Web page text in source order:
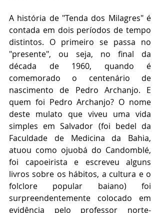
A história de "Tenda dos Milagres" é
contada em dois períodos de tempo
distintos. O primeiro se passa no
"presente", ou seja, no final da
década de 1960, quando é
comemorado o centenário de
nascimento de Pedro Archanjo. E
quem foi Pedro Archanjo? O nome
deste mulato que viveu uma vida
simples em Salvador (foi bedel da
Faculdade de Medicina da Bahia,
atuou como ojuobá do Candomblé,
foi capoeirista e escreveu alguns
livros sobre os hábitos, a cultura e o
folclore popular baiano) foi
surpreendentemente colocado em
evidência pelo professor norte-